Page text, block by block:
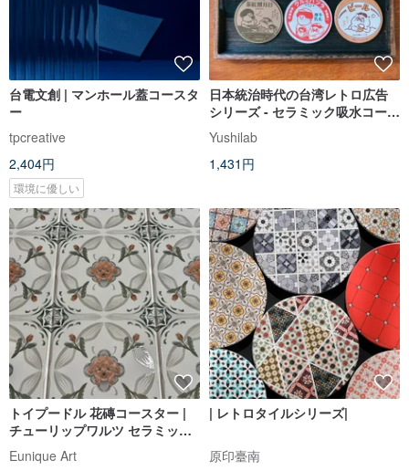
台電文創 | マンホール蓋コースタ
ー
tpcreative
2,404円
環境に優しい
日本統治時代の台湾レトロ広告
シリーズ - セラミック吸水コース
ター - 全5モデル
Yushilab
1,431円
トイプードル 花磚コースター |
チューリップワルツ セラミック
立体模様 花磚かくれんぼ
Eunique Art
| レトロタイルシリーズ|
原印臺南